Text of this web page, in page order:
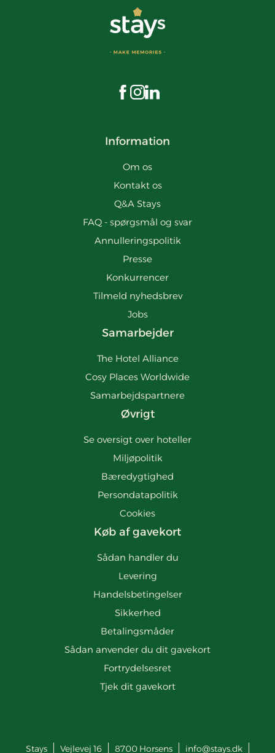
Besøg os på Facebook
Besøg os på Instagram
Besøg os på LinkedIn
Information
Om os
Kontakt os
Q&A Stays
FAQ - spørgsmål og svar
Annulleringspolitik
Presse
Konkurrencer
Tilmeld nyhedsbrev
Jobs
Samarbejder
The Hotel Alliance
Cosy Places Worldwide
Samarbejdspartnere
Øvrigt
Se oversigt over hoteller
Miljøpolitik
Bæredygtighed
Persondatapolitik
Cookies
Køb af gavekort
Sådan handler du
Levering
Handelsbetingelser
Sikkerhed
Betalingsmåder
Sådan anvender du dit gavekort
Fortrydelsesret
Tjek dit gavekort
Stays Vejlevej 16 8700 Horsens info@stays.dk